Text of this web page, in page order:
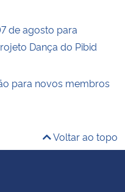
de agosto para
Dança do Pibid
para novos membros
Voltar ao topo